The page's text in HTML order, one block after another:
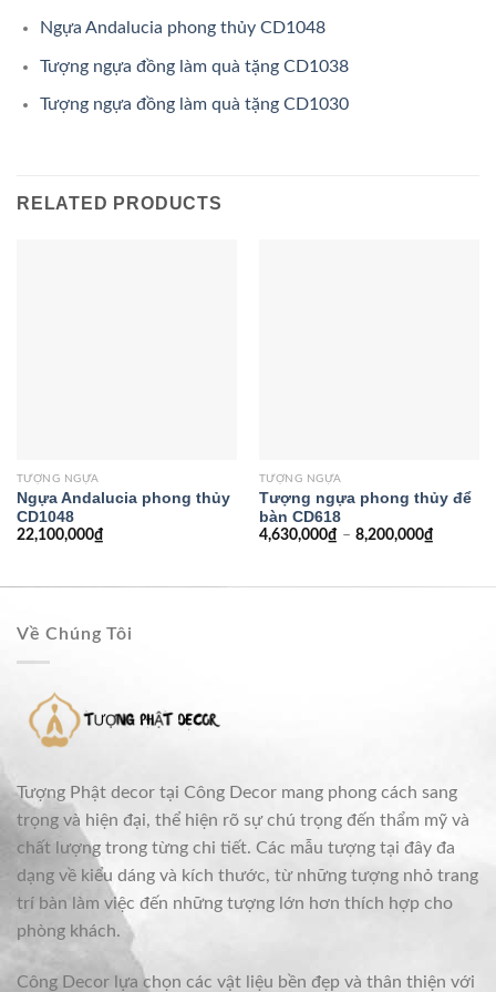
Ngựa Andalucia phong thủy CD1048
Tượng ngựa đồng làm quà tặng CD1038
Tượng ngựa đồng làm quà tặng CD1030
RELATED PRODUCTS
TƯỢNG NGỰA
Ngựa Andalucia phong thủy
CD1048
22,100,000₫
TƯỢNG NGỰA
Tượng ngựa phong thủy để
bàn CD618
4,630,000₫ – 8,200,000₫
Về Chúng Tôi
Tượng Phật decor tại Công Decor mang phong cách sang
trọng và hiện đại, thể hiện rõ sự chú trọng đến thẩm mỹ và
chất lượng trong từng chi tiết. Các mẫu tượng tại đây đa
dạng về kiểu dáng và kích thước, từ những tượng nhỏ trang
trí bàn làm việc đến những tượng lớn hơn thích hợp cho
phòng khách.
Công Decor lựa chọn các vật liệu bền đẹp và thân thiện với